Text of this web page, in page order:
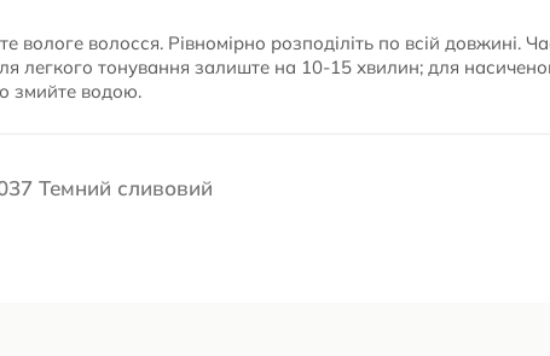
вологе волосся. Рівномірно розподіліть по всій довжині.
легкого тонування залиште на 10-15 хвилин; для
змийте водою.
Темний сливовий